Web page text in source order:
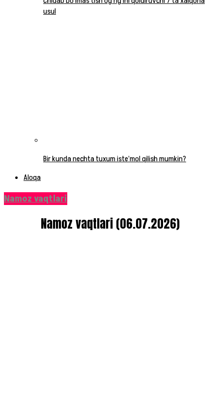
usul
Bir kunda nechta tuxum iste’mol qilish mumkin?
Aloqa
Namoz vaqtlari
Namoz vaqtlari (06.07.2026)